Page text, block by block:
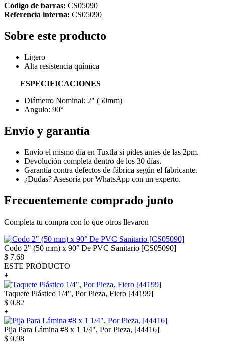
Código de barras: CS05090
Referencia interna: CS05090
Sobre este producto
Ligero
Alta resistencia química
ESPECIFICACIONES
Diámetro Nominal: 2" (50mm)
Angulo: 90°
Envío y garantía
Envío el mismo día en Tuxtla si pides antes de las 2pm.
Devolución completa dentro de los 30 días.
Garantía contra defectos de fábrica según el fabricante.
¿Dudas? Asesoría por WhatsApp con un experto.
Frecuentemente comprado junto
Completa tu compra con lo que otros llevaron
Codo 2" (50 mm) x 90° De PVC Sanitario [CS05090]
$ 7.68
ESTE PRODUCTO
+
Taquete Plástico 1/4", Por Pieza, Fiero [44199]
$ 0.82
+
Pija Para Lámina #8 x 1 1/4", Por Pieza, [44416]
$ 0.98